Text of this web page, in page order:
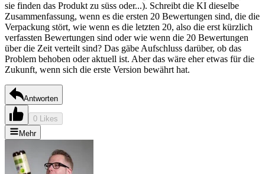
sie finden das Produkt zu süss oder...). Schreibt die KI dieselbe
Zusammenfassung, wenn es die ersten 20 Bewertungen sind, die die
Verpackung stört, wie wenn es die letzten 20, also die erst kürzlich
verfassten Bewertungen sind oder wie wenn die 20 Bewertungen
über die Zeit verteilt sind? Das gäbe Aufschluss darüber, ob das
Problem behoben oder aktuell ist. Aber das wäre eher etwas für die
Zukunft, wenn sich die erste Version bewährt hat.
Antworten
0 Likes
Mehr